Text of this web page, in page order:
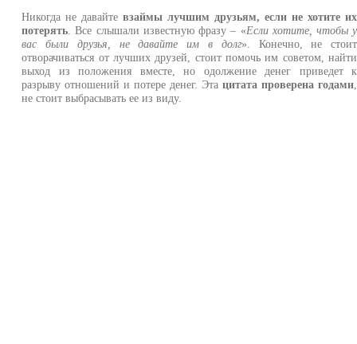
Никогда не давайтевзаймы лучшим друзьям, если не хотите их
потерять . Все слышали известную фразу – «Если хотите, чтобы у
вас были друзья, не давайте им в долг». Конечно, не стоит
отворачиваться от лучших друзей, стоит помочь им советом, найти
выход из положения вместе, но одолжение денег приведет к
разрыву отношений и потере денег. Этацитата проверена годами
не стоит выбрасывать ее из виду.